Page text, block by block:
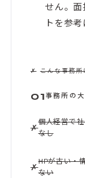
せん。
トを参
✗ こんな事務所
01事務所の
✗
個人経営で
なし
✗
HPが古い・
ない